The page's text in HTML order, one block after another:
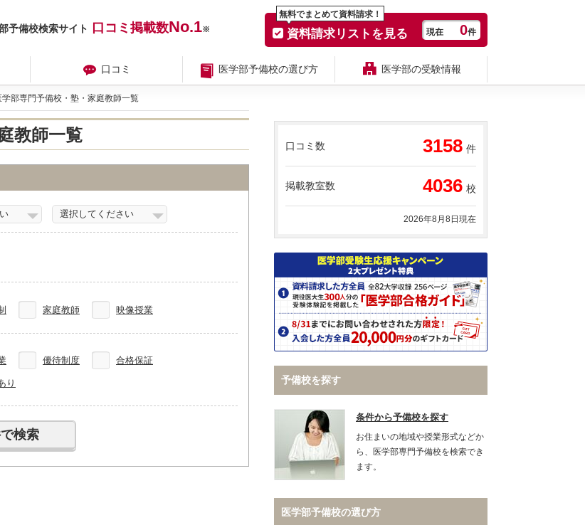
予備校検索サイト 口コミ掲載数No.1※
無料でまとめて資料請求！
資料請求リストを見る 現在 0件
口コミ 医学部予備校の選び方 医学部の受験情報
学部専門予備校・塾・家庭教師一覧
教師一覧
家庭教師 映像授業
優待制度 合格保証
り
口コミ数 3158 件
掲載教室数 4036 校
2026年8月8日現在
予備校を探す
条件から予備校を探す
お住まいの地域や授業形式などか
ら、医学部専門予備校を検索でき
ます。
医学部予備校の選び方